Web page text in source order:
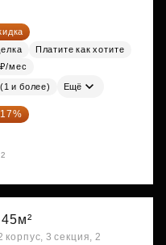
Платите как хотите
₽/мес
и более) Ещё
45м²
3 секция, 2